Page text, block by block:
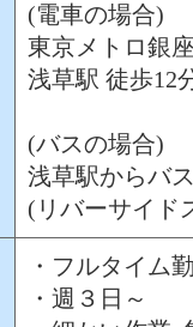
(電車の場合)
東京メトロ銀
浅草駅 徒歩12
(バスの場合)
浅草駅からバ
(リバーサイド
・フルタイム
・週３日～